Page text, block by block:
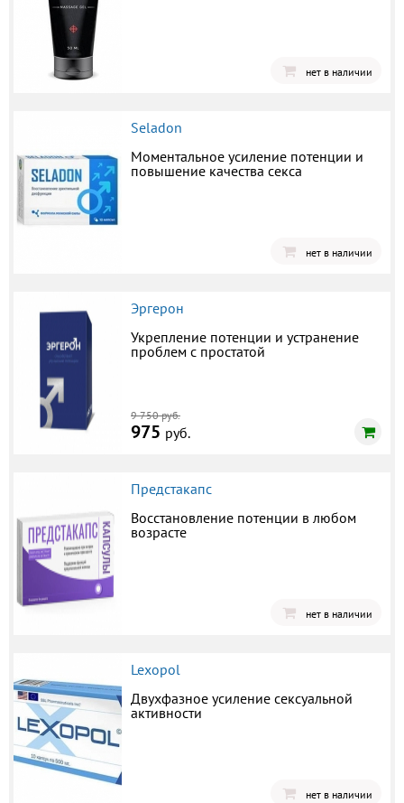
нет в наличии
Seladon
Моментальное усиление потенции и
повышение качества секса
нет в наличии
Эргерон
Укрепление потенции и устранение
проблем с простатой
9 750 руб.
975 руб.
Предстакапс
Восстановление потенции в любом
возрасте
нет в наличии
Lexopol
Двухфазное усиление сексуальной
активности
нет в наличии